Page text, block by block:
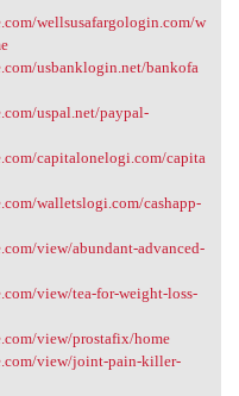
wellsusafargologin.com/w
usbanklogin.net/bankofa
uspal.net/paypal-
capitalonelogi.com/capita
walletslogi.com/cashapp-
view/abundant-advanced-
view/tea-for-weight-loss-
view/prostafix/home
view/joint-pain-killer-